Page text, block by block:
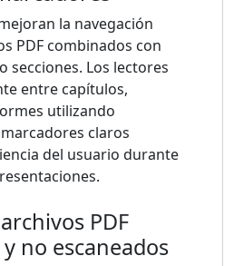
la navegación
PDF combinados con
secciones. Los lectores
entre capítulos,
utilizando
claros
del usuario durante
PDF
no escaneados